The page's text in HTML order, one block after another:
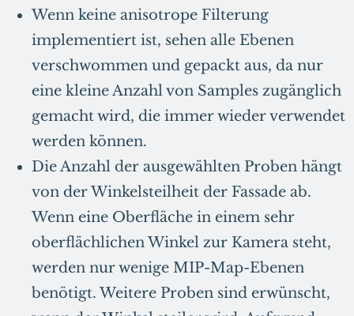
Wenn keine anisotrope Filterung
implementiert ist, sehen alle Ebenen
verschwommen und gepackt aus, da nur
eine kleine Anzahl von Samples zugänglich
gemacht wird, die immer wieder verwendet
werden können.
Die Anzahl der ausgewählten Proben hängt
von der Winkelsteilheit der Fassade ab.
Wenn eine Oberfläche in einem sehr
oberflächlichen Winkel zur Kamera steht,
werden nur wenige MIP-Map-Ebenen
benötigt. Weitere Proben sind erwünscht,